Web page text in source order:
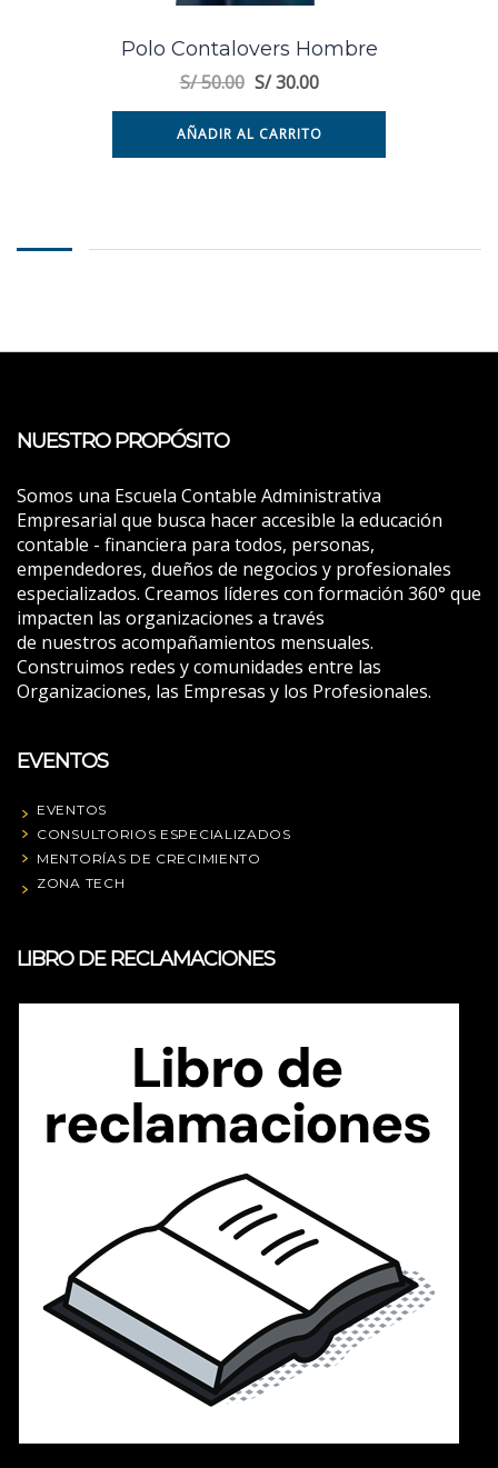
Polo Contalovers Hombre
S/50.00 S/30.00
AÑADIR AL CARRITO
NUESTRO PROPÓSITO
Somos una Escuela Contable Administrativa
Empresarial que busca hacer accesible la educación
contable - financiera para todos, personas,
empendedores, dueños de negocios y profesionales
especializados. Creamos líderes con formación 360° que
impacten las organizaciones a través
de nuestros acompañamientos mensuales.
Construimos redes y comunidades entre las
Organizaciones, las Empresas y los Profesionales.
EVENTOS
EVENTOS
CONSULTORIOS ESPECIALIZADOS
MENTORÍAS DE CRECIMIENTO
ZONA TECH
LIBRO DE RECLAMACIONES